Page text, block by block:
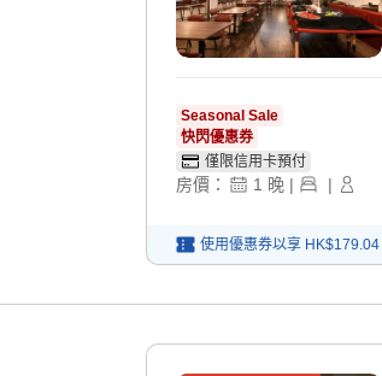
Seasonal Sale
快閃優惠券
僅限信用卡預付
房價： 1 晚 | |
使用優惠券以享 HK$179.04